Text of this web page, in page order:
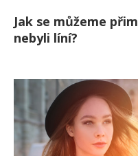
Jak se můžeme
nebyli líní?